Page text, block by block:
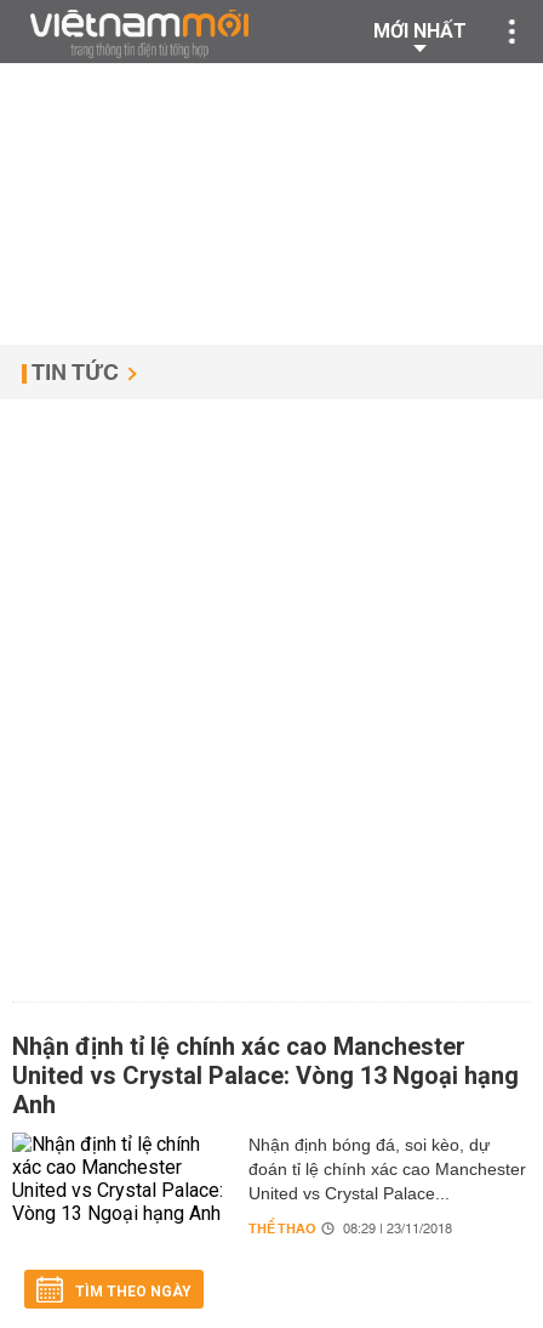
MỚI NHẤT
TIN TỨC
Nhận định tỉ lệ chính xác cao Manchester
United vs Crystal Palace: Vòng 13 Ngoại hạng
Anh
Nhận định bóng đá, soi kèo, dự
đoán tỉ lệ chính xác cao Manchester
United vs Crystal Palace...
THỂ THAO 08:29 | 23/11/2018
TÌM THEO NGÀY